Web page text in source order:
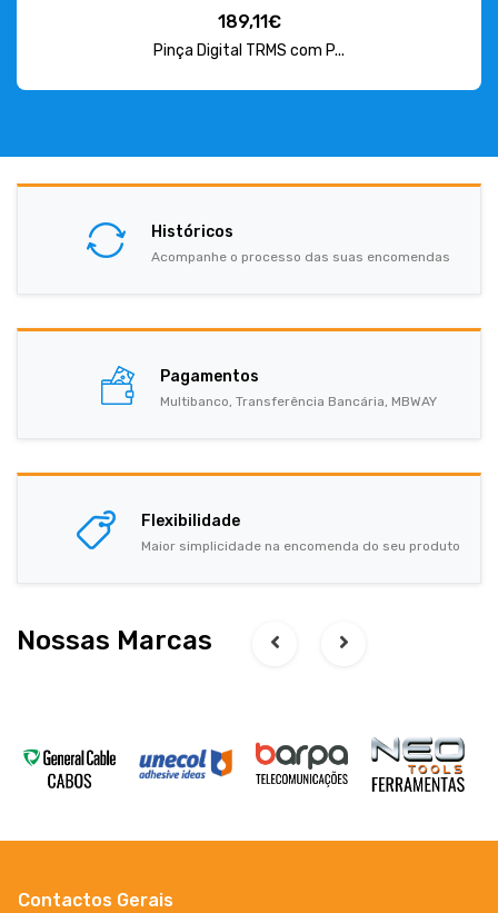
189,11€
Pinça Digital TRMS com P...
Históricos
Acompanhe o processo das suas encomendas
Pagamentos
Multibanco, Transferência Bancária, MBWAY
Flexibilidade
Maior simplicidade na encomenda do seu produto
Nossas Marcas
Contactos Gerais